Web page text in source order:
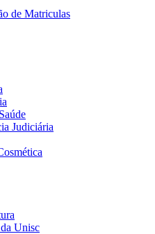
de Matriculas
Judiciária
Unisc